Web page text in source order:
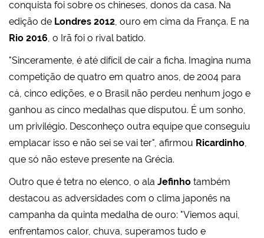
conquista foi sobre os chineses, donos da casa. Na
edição de Londres 2012, ouro em cima da França. E na
Rio 2016, o Irã foi o rival batido.
"Sinceramente, é até difícil de cair a ficha. Imagina numa
competição de quatro em quatro anos, de 2004 para
cá, cinco edições, e o Brasil não perdeu nenhum jogo e
ganhou as cinco medalhas que disputou. É um sonho,
um privilégio. Desconheço outra equipe que conseguiu
emplacar isso e não sei se vai ter", afirmou Ricardinho,
que só não esteve presente na Grécia.
Outro que é tetra no elenco, o ala Jefinho também
destacou as adversidades com o clima japonês na
campanha da quinta medalha de ouro: "Viemos aqui,
enfrentamos calor, chuva, superamos tudo e